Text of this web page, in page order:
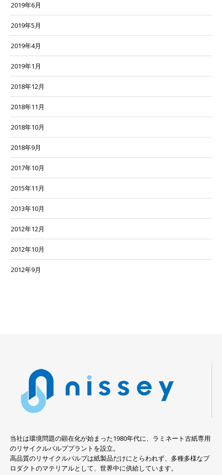
2019年6月
2019年5月
2019年4月
2019年1月
2018年12月
2018年11月
2018年10月
2018年9月
2017年10月
2015年11月
2013年10月
2012年12月
2012年10月
2012年9月
当社は環境問題の顕在化が始まった1980年代に、ラミネート古紙専用
のリサイクルパルププラントを設立。
高品質のリサイクルパルプは紙製品だけにとらわれず、多種多様なプ
ロダクトのマテリアルとして、世界中に供給しています。